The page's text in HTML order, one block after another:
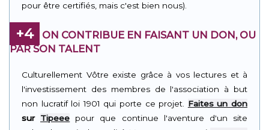
pour être certifiés, mais c'est bien nous).
+4
ON CONTRIBUE EN FAISANT UN DON, OU
PAR SON TALENT
Culturellement Vôtre existe grâce à vos lectures et à
l'investissement des membres de l'association à but
non lucratif loi 1901 qui porte ce projet. Faites un don
sur Tipeee pour que continue l'aventure d'un site